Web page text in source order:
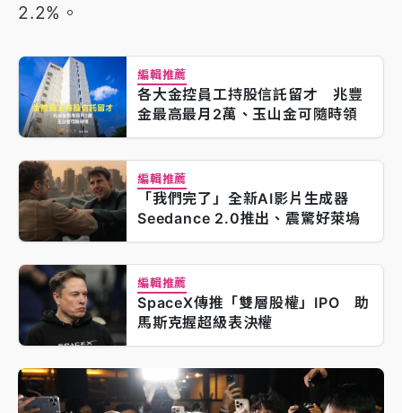
2.2%。
編輯推薦
各大金控員工持股信託留才 兆豐
金最高最月2萬、玉山金可隨時領
編輯推薦
「我們完了」全新AI影片生成器
Seedance 2.0推出、震驚好萊塢
編輯推薦
SpaceX傳推「雙層股權」IPO 助
馬斯克握超級表決權